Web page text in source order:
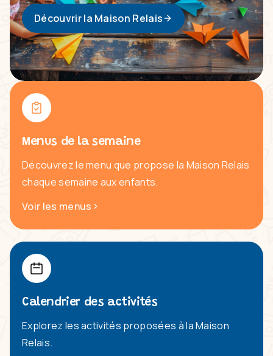
Découvrir la Maison Relais
Menus de la semaine
Découvrez le menu que propose la Maison Relais
chaque semaine aux enfants.
Voir les menus
Calendrier des activités
Explorez les activités proposées à la Maison
Relais.